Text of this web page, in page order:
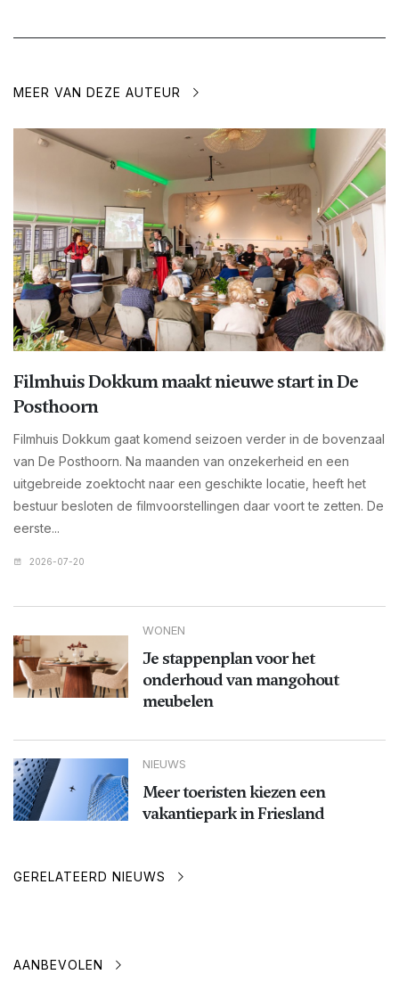
MEER VAN DEZE AUTEUR
Filmhuis Dokkum maakt nieuwe start in De
Posthoorn
Filmhuis Dokkum gaat komend seizoen verder in de bovenzaal
van De Posthoorn. Na maanden van onzekerheid en een
uitgebreide zoektocht naar een geschikte locatie, heeft het
bestuur besloten de filmvoorstellingen daar voort te zetten. De
eerste...
2026-07-20
WONEN
Je stappenplan voor het
onderhoud van mangohout
meubelen
NIEUWS
Meer toeristen kiezen een
vakantiepark in Friesland
GERELATEERD NIEUWS
AANBEVOLEN